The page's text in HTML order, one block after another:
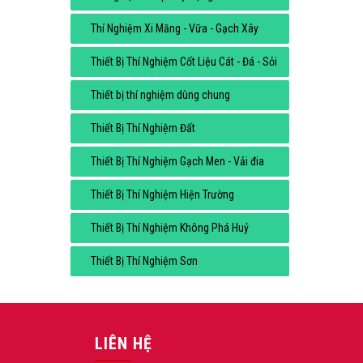
Thí Nghiệm Xi Măng - Vữa - Gạch Xây
Thiết Bị Thí Nghiệm Cốt Liệu Cát - Đá - Sỏi
Thiết bị thí nghiệm dùng chung
Thiết Bị Thí Nghiệm Đất
Thiết Bị Thí Nghiệm Gạch Men - Vải đia
Thiết Bị Thí Nghiệm Hiện Trường
Thiết Bị Thí Nghiệm Không Phá Huỷ
Thiết Bị Thí Nghiệm Sơn
LIÊN HỆ